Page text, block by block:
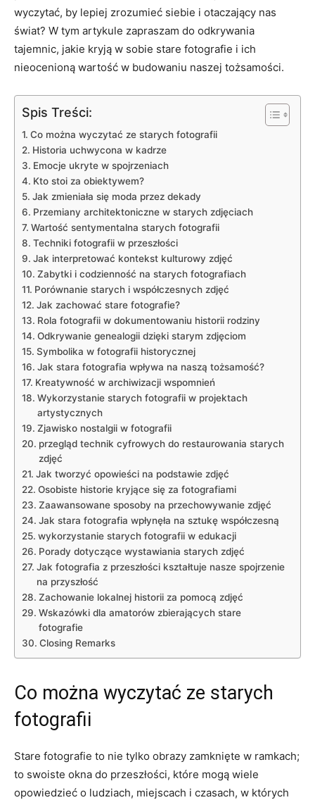
wyczytać, ⁣by lepiej zrozumieć siebie ‌i otaczający nas
świat? W tym‍ artykule zapraszam do odkrywania
tajemnic, jakie kryją w sobie stare fotografie i ich
nieocenioną wartość w budowaniu ⁤naszej tożsamości.
Spis Treści:
Co ‍można wyczytać ze starych fotografii
Historia‌ uchwycona w kadrze
Emocje ukryte w spojrzeniach
Kto stoi za ​obiektywem?
Jak zmieniała się moda przez dekady
Przemiany architektoniczne w starych zdjęciach
Wartość⁤ sentymentalna starych fotografii
Techniki fotografii w przeszłości
Jak interpretować kontekst kulturowy zdjęć
Zabytki i codzienność na starych fotografiach
Porównanie starych i‍ współczesnych‍ zdjęć
Jak zachować stare fotografie?
Rola fotografii w dokumentowaniu historii rodziny
Odkrywanie genealogii dzięki starym zdjęciom
Symbolika⁤ w fotografii ‍historycznej
Jak stara fotografia wpływa na‍ naszą ⁣tożsamość?
Kreatywność w archiwizacji wspomnień
Wykorzystanie starych fotografii w projektach
artystycznych
Zjawisko nostalgii w fotografii
przegląd technik cyfrowych do restaurowania​ starych⁣
zdjęć
Jak tworzyć opowieści na podstawie zdjęć
Osobiste historie kryjące się za ⁢fotografiami
Zaawansowane sposoby na przechowywanie zdjęć
Jak⁣ stara fotografia wpłynęła na sztukę współczesną
wykorzystanie starych fotografii w edukacji
Porady dotyczące wystawiania‍ starych zdjęć
Jak fotografia z przeszłości kształtuje nasze spojrzenie
na przyszłość
Zachowanie lokalnej historii za pomocą ⁢zdjęć
Wskazówki dla amatorów zbierających stare
fotografie
Closing Remarks
Co ‍można wyczytać ze starych
fotografii
Stare fotografie to nie tylko obrazy zamknięte w ramkach;⁣
to swoiste okna do przeszłości, które mogą wiele
‌opowiedzieć o ludziach, miejscach i czasach, w których